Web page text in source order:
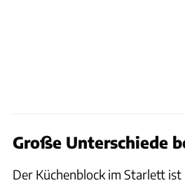
Große Unterschiede
Der Küchenblock im Starlett